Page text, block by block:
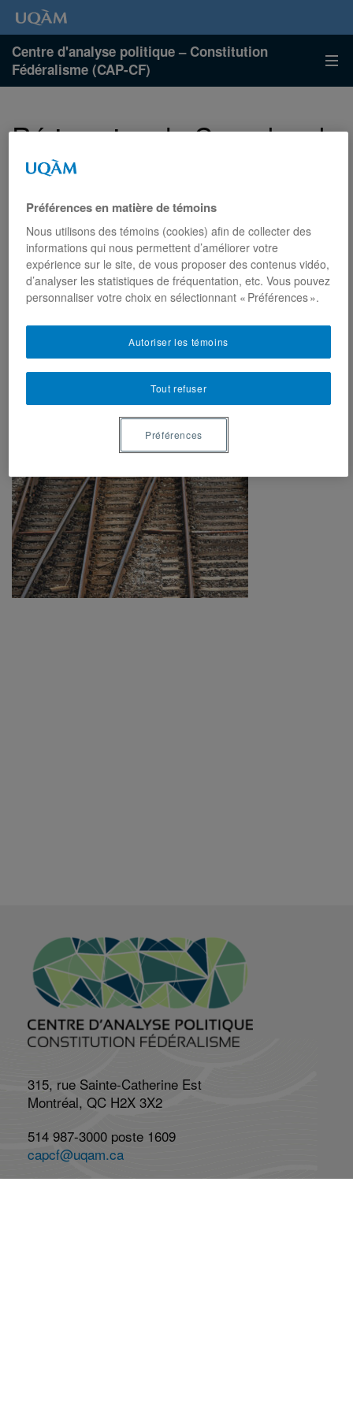
Centre d'analyse politique – Constitution
Fédéralisme (CAP-CF)
Ré-imaginer le Canada : de
l’État binational à l’État
multinational
Date
l'événement
23 au 25 mai 2018
Catégories
:
Activités
Catégories
:
Colloques
Colloque
Ré-imaginer le Canada : de l’État binational à l’État
multinational
Organisé par Félix Mathieu, Dave Guénette et Alain-G.
Gagnon
Chargement&hellip;
315, rue Sainte-Catherine Est
Montréal, QC H2X 3X2
514 987-3000 poste 1609
capcf@uqam.ca
Préférences en matière de témoins
Nous utilisons des témoins (cookies) afin de collecter des
informations qui nous permettent d’améliorer votre
expérience sur le site, de vous proposer des contenus vidéo,
d’analyser les statistiques de fréquentation, etc. Vous pouvez
personnaliser votre choix en sélectionnant « Préférences ».
Tout refuser
Autoriser les témoins
Préférences